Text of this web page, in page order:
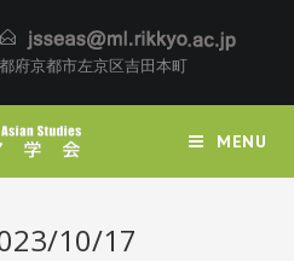
府京都市左京区吉田本町
MENU
10/17